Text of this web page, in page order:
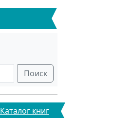
Поиск
Каталог книг